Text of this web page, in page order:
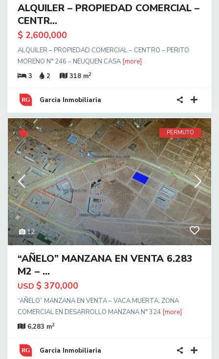
ALQUILER – PROPIEDAD COMERCIAL –
CENTR...
$ 2,600,000
ALQUILER – PROPIEDAD COMERCIAL – CENTRO – PERITO
MORENO N° 246 – NEUQUEN CASA [more]
3
2 318 m2
Garcia Inmobiliaria
12
PERMUTO
“AÑELO” MANZANA EN VENTA 6.283
M2 – ...
USD $ 370,000
“AÑELO” MANZANA EN VENTA – VACA MUERTA. ZONA
COMERCIAL EN DESARROLLO MANZANA N° 324 [more]
6,283 m2
Garcia Inmobiliaria